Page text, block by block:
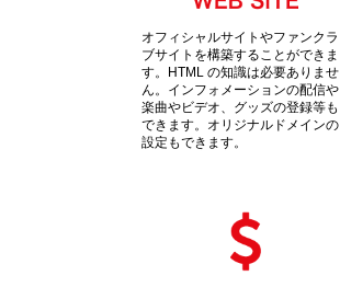
オフィシャルサイトやファンクラ
ブサイトを構築することができま
す。HTML の知識は必要ありませ
ん。インフォメーションの配信や
楽曲やビデオ、グッズの登録等も
できます。オリジナルドメインの
設定もできます。